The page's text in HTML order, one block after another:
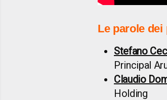
Le parole
Stefano
Principal
Claudio
Holding